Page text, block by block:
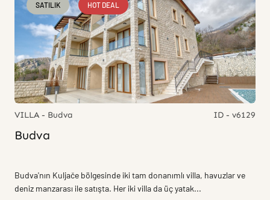
SATILIK HOT DEAL
VILLA - Budva ID - v6129
Budva
Budva'nın Kuljače bölgesinde iki tam donanımlı villa, havuzlar ve
deniz manzarası ile satışta. Her iki villa da üç yatak...